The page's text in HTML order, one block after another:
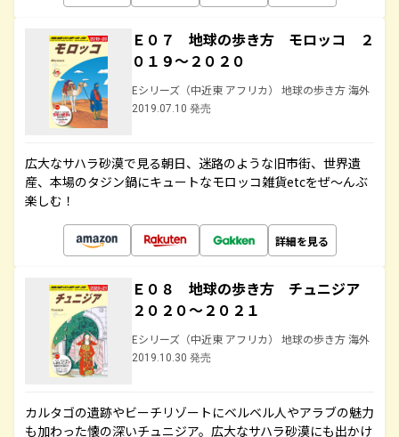
Ｅ０７ 地球の歩き方 モロッコ ２
０１９～２０２０
Eシリーズ（中近東 アフリカ） 地球の歩き方 海外
2019.07.10 発売
広大なサハラ砂漠で見る朝日、迷路のような旧市街、世界遺
産、本場のタジン鍋にキュートなモロッコ雑貨etcをぜ～んぶ
楽しむ！
詳細を見る
Ｅ０８ 地球の歩き方 チュニジア
２０２０～２０２１
Eシリーズ（中近東 アフリカ） 地球の歩き方 海外
2019.10.30 発売
カルタゴの遺跡やビーチリゾートにベルベル人やアラブの魅力
も加わった懐の深いチュニジア。広大なサハラ砂漠にも出かけ